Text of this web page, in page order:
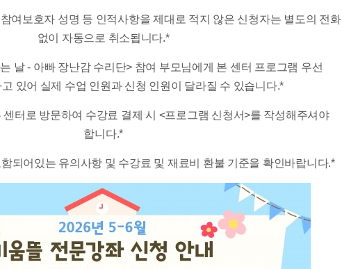
여보호자 성명 등 인적사항을 제대로 적지 않은 신청자는 별도의 전화
없이 자동으로 취소됩니다.*
날 - 아빠 장난감 수리단> 참여 부모님에게 본 센터 프로그램 우선
있어 실제 수업 인원과 신청 인원이 달라질 수 있습니다.*​​
터로 방문하여 수강료 결제 시 <프로그램 신청서>를 작성해주셔야
합니다.*​
되어있는 유의사항 및 수강료 및 재료비 환불 기준을 확인바랍니다.*​